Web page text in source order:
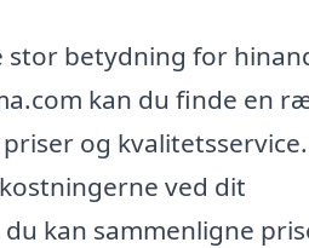
betydning for
kan du finde en
og
ved dit
kan sammenligne